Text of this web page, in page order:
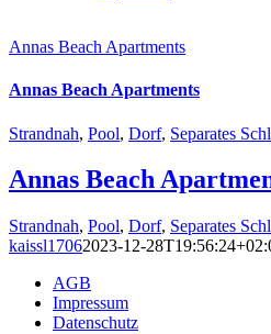
Annas Beach Apartments
Annas Beach Apartments
Strandnah, Pool, Dorf, Separates
Annas Beach
Strandnah, Pool, Dorf, Separates
kaissl17062023-12-
AGB
Impressum
Datenschutz